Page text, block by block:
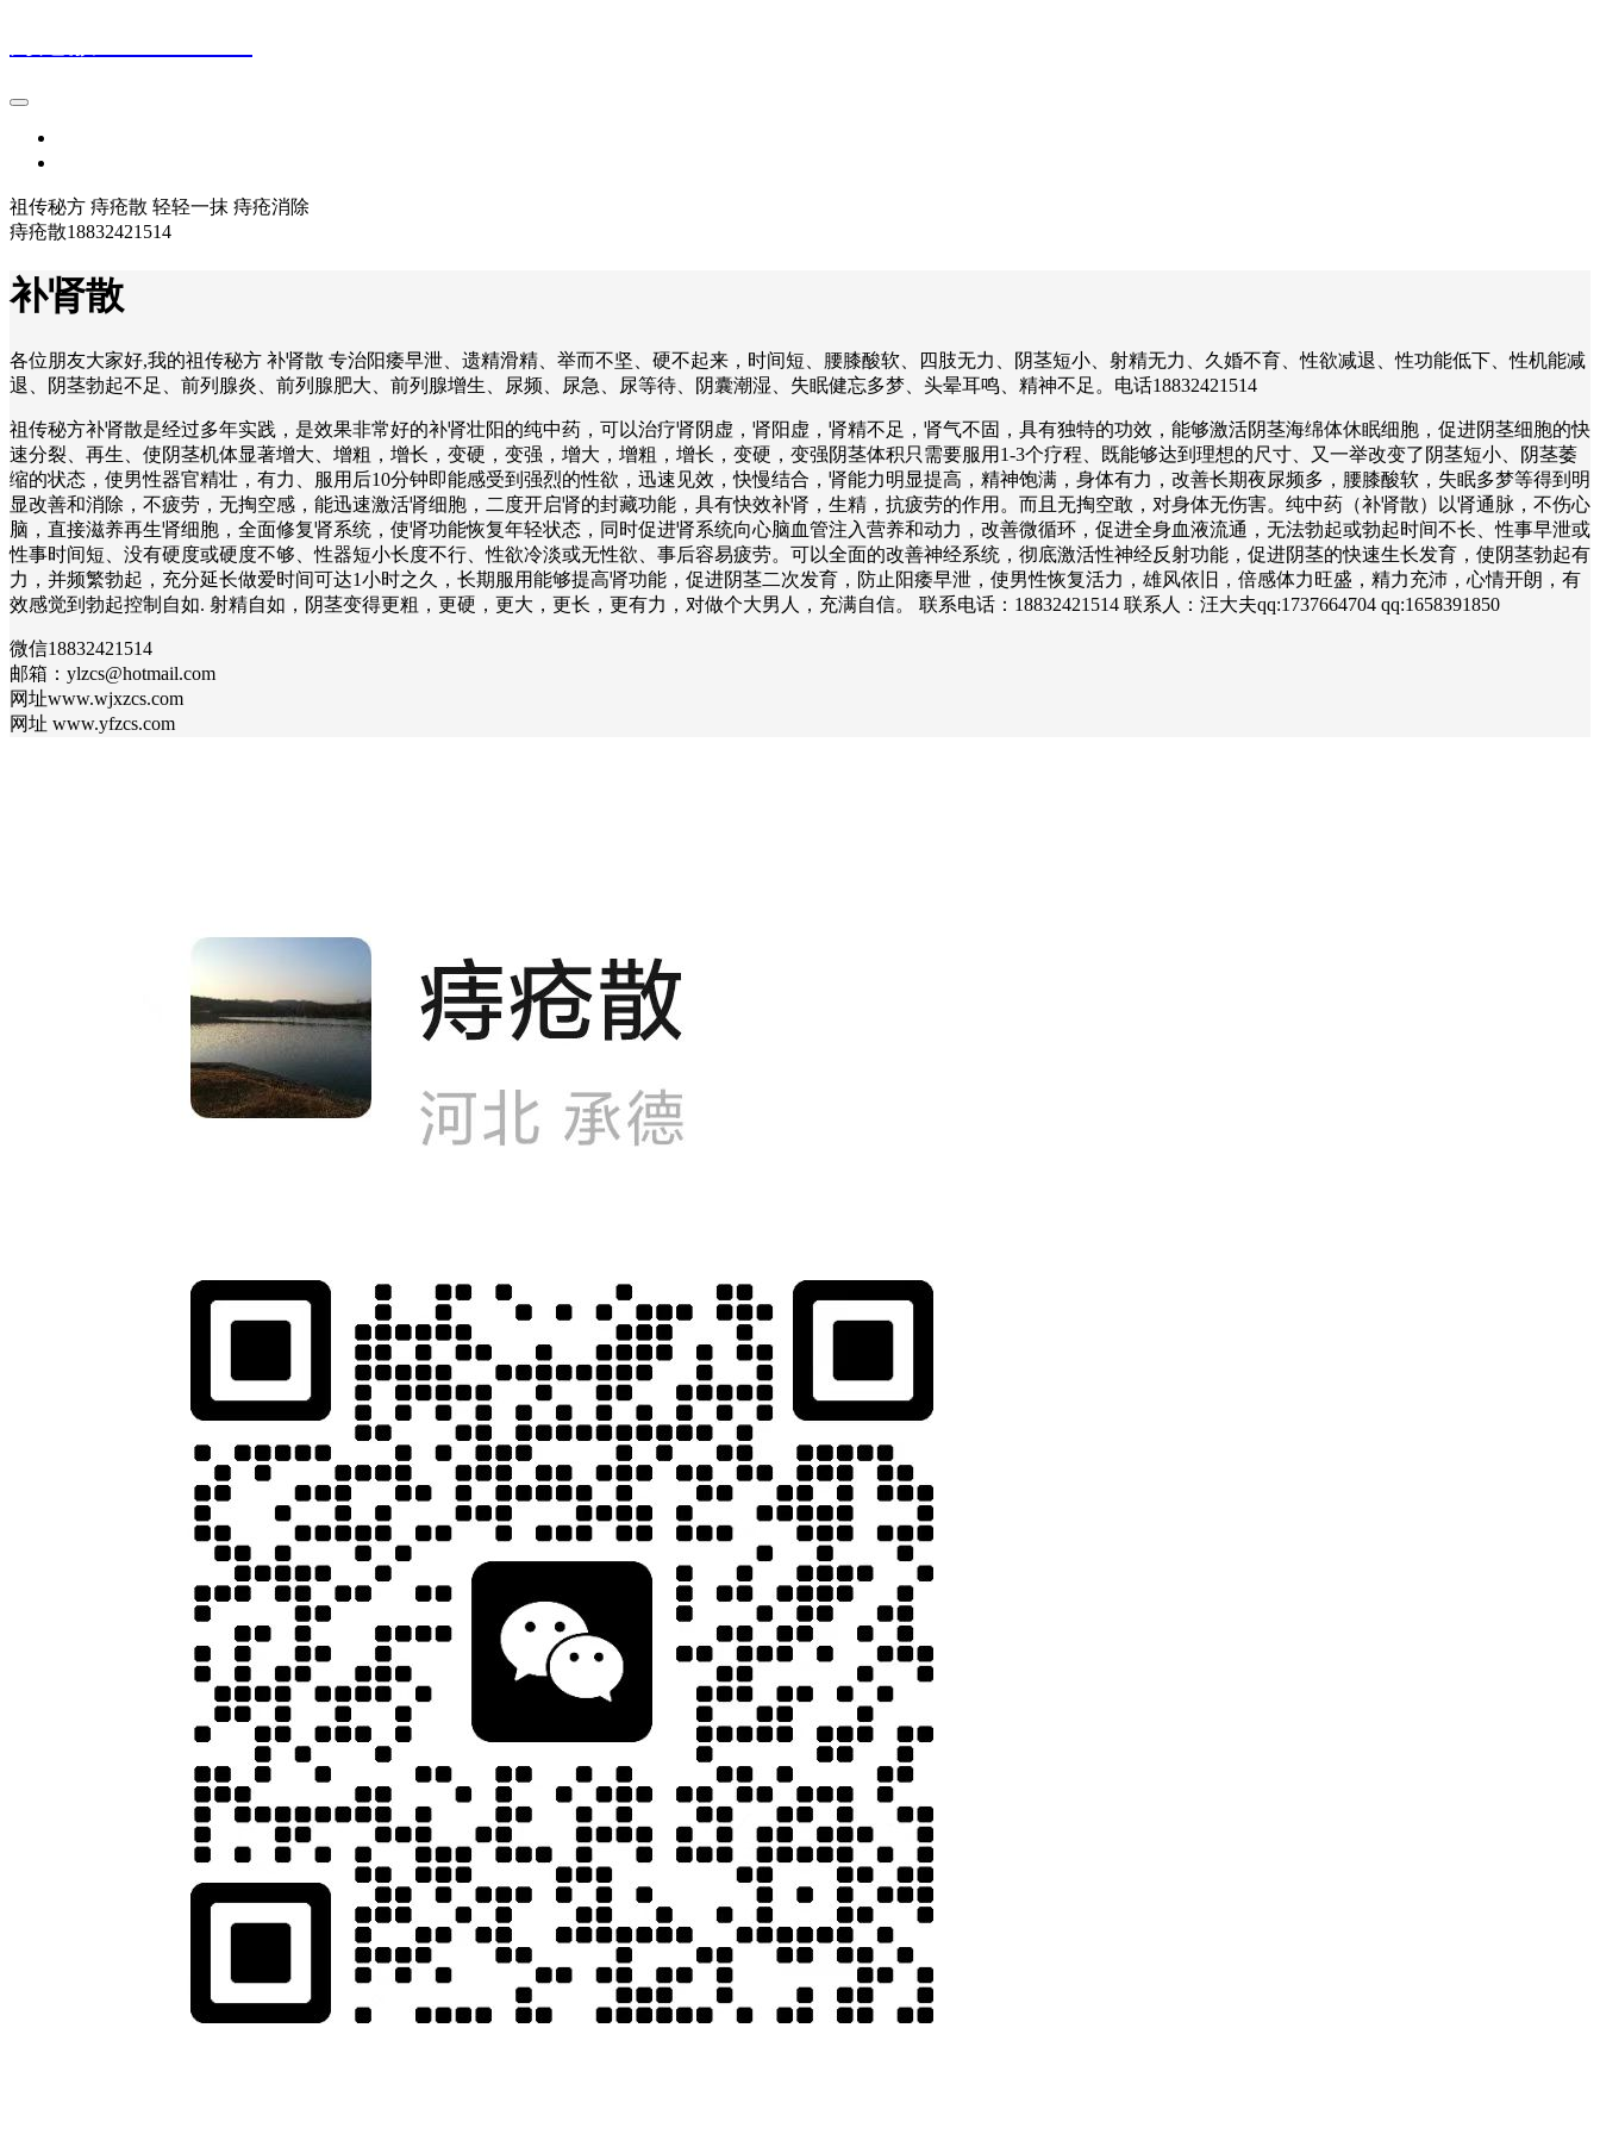
祖传秘方 痔疮散 轻轻一抹 痔疮消除
痔疮散18832421514
补肾散
各位朋友大家好,我的祖传秘方 补肾散 专治阳痿早泄、遗精滑精、举而不坚、硬不起来，时间短、腰膝酸软、四肢无力、阴茎短小、射精无力、久婚不育、性欲减退、性功能低下、性机能减
退、阴茎勃起不足、前列腺炎、前列腺肥大、前列腺增生、尿频、尿急、尿等待、阴囊潮湿、失眠健忘多梦、头晕耳鸣、精神不足。电话18832421514
祖传秘方补肾散是经过多年实践，是效果非常好的补肾壮阳的纯中药，可以治疗肾阴虚，肾阳虚，肾精不足，肾气不固，具有独特的功效，能够激活阴茎海绵体休眠细胞，促进阴茎细胞的快
速分裂、再生、使阴茎机体显著增大、增粗，增长，变硬，变强，增大，增粗，增长，变硬，变强阴茎体积只需要服用1-3个疗程、既能够达到理想的尺寸、又一举改变了阴茎短小、阴茎萎
缩的状态，使男性器官精壮，有力、服用后10分钟即能感受到强烈的性欲，迅速见效，快慢结合，肾能力明显提高，精神饱满，身体有力，改善长期夜尿频多，腰膝酸软，失眠多梦等得到明
显改善和消除，不疲劳，无掏空感，能迅速激活肾细胞，二度开启肾的封藏功能，具有快效补肾，生精，抗疲劳的作用。而且无掏空敢，对身体无伤害。纯中药（补肾散）以肾通脉，不伤心
脑，直接滋养再生肾细胞，全面修复肾系统，使肾功能恢复年轻状态，同时促进肾系统向心脑血管注入营养和动力，改善微循环，促进全身血液流通，无法勃起或勃起时间不长、性事早泄或
性事时间短、没有硬度或硬度不够、性器短小长度不行、性欲冷淡或无性欲、事后容易疲劳。可以全面的改善神经系统，彻底激活性神经反射功能，促进阴茎的快速生长发育，使阴茎勃起有
力，并频繁勃起，充分延长做爱时间可达1小时之久，长期服用能够提高肾功能，促进阴茎二次发育，防止阳痿早泄，使男性恢复活力，雄风依旧，倍感体力旺盛，精力充沛，心情开朗，有
效感觉到勃起控制自如. 射精自如，阴茎变得更粗，更硬，更大，更长，更有力，对做个大男人，充满自信。 联系电话：18832421514 联系人：汪大夫qq:1737664704 qq:1658391850
微信18832421514
邮箱：ylzcs@hotmail.com
网址www.wjxzcs.com
网址 www.yfzcs.com